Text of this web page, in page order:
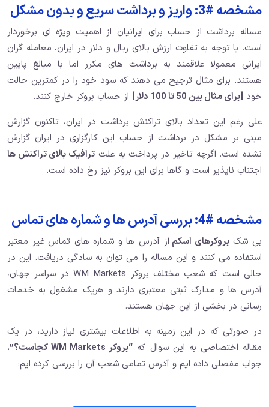
مشخصه #3: واریز و برداشت سریع و بدون مشکل
مساله برداشت از حساب برای ایرانیان از اهمیت ویژه ای برخوردار
است. با توجه به تفاوت ارزش بالای ریال و دلار در ایران، معامله گران
ایرانی معمولا علاقمند به برداشت های مکرر اما با مبالغ پایین
هستند. برای مثال ترجیح می دهند که سود خود را در کمترین حالت
خود [برای مثال بین 50 تا 100 دلار]
از حساب بروکر خارج کنند.
علی رغم این تعداد بالای تراکنش برداشت در ایران، تاکنون گزارش
مبنی بر مشکل در برداشت از حساب این کارگزاری در ایران گزارش
نشده است. اگرچه تاخیر در پرداخت به علت ترافیک بالای تراکنش ها
اجتناب ناپذیر است و گاها برای این بروکر نیز رخ داده است.
مشخصه #4: بررسی آدرس ها و شماره های تماس
بی شکبروکرهای اسکم از آدرس ها و شماره های تماس غیر معتبر
استفاده می کنند و این مساله را می توان به سادگی دریافت. این در
حالی است که شعب مختلف بروکر WM Markets در سراسر جهان،
آدرس ها و مدارک ثبتی معتبری دارند و هریک مشغول به خدمات
رسانی در بخشی از این جهان هستند.
در صورتی که در این زمینه به اطلاعات بیشتری نیاز دارید، در یک
مقاله اختصاصی به این سوال که “بروکر WM Markets کجاست؟”
،
جواب مفصلی داده ایم و آدرس تمامی شعب آن را بررسی کرده ایم: